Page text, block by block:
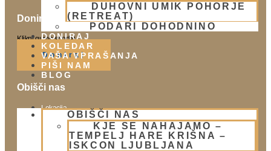
DUHOVNI UMIK POHORJE
(RETREAT)
PODARI DOHODNINO
DONIRAJ
KOLEDAR
VAŠA VPRAŠANJA
PIŠI NAM
BLOG
OBIŠČI NAS
KJE SE NAHAJAMO –
TEMPELJ HARE KRIŠNA –
ISKCON LJUBLJANA
Doniraj
Klikni gumb spodaj.
Doniraj
Obišči nas
Lokacija
Urnik templja
Nedeljsko srečanje